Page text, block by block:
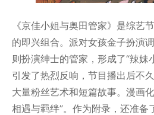
《京佳小姐与奥田管家》是综艺
的即兴组合。派对女孩金子扮演
则扮演绅士的管家，形成了“辣妹
引发了热烈反响，节目播出后不
大量粉丝艺术和短篇故事。漫画
相遇与羁绊”。作为附录，还准备